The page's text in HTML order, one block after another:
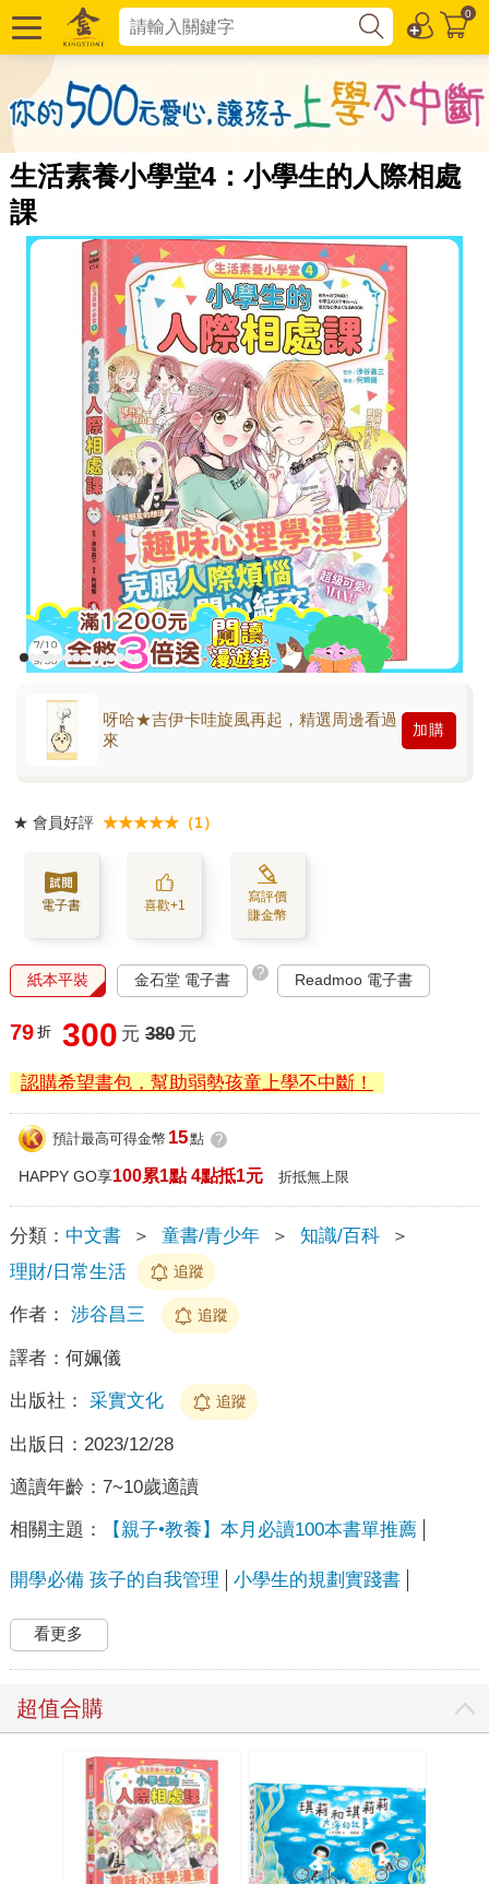
0
生活素養小學堂4：小學生的人際相處
課
呀哈★吉伊卡哇旋風再起，精選周邊看過
來
加購
★ 會員好評 ★★★★★（1）
電子書 喜歡+1
寫評價
賺金幣
紙本平裝 金石堂 電子書 ? Readmoo 電子書
79 折 300 元 380 元
認購希望書包，幫助弱勢孩童上學不中斷！
預計最高可得金幣 15點 ?
HAPPY GO享100累1點 4點抵1元 折抵無上限
分類： 中文書 ＞ 童書/青少年 ＞ 知識/百科
＞
理財/日常生活
追蹤
作者： 涉谷昌三 追蹤
譯者： 何姵儀
出版社： 采實文化 追蹤
出版日： 2023/12/28
適讀年齡： 7~10歲適讀
相關主題： 【親子•教養】本月必讀100本書單推薦
開學必備 孩子的自我管理 小學生的規劃實踐書
看更多
超值合購